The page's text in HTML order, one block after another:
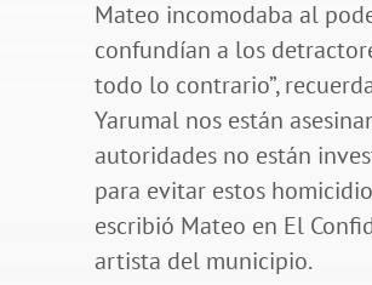
Mateo incomodaba al
confundían a los
todo lo contrario”,
Yarumal nos están
autoridades no están
para evitar estos
escribió Mateo en El
artista del municipio.